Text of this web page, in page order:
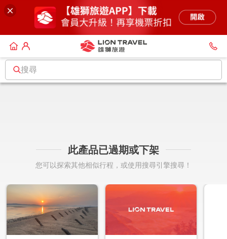
搜尋
此產品已過期或下架
您可以探索其他相似行程，或使用搜尋引擎搜尋！